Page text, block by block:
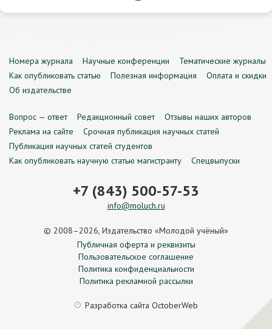
Номера журнала Научные конференции
Тематические журналы
Как опубликовать статью
Полезная информация
Оплата и скидки
Об издательстве
Вопрос — ответ Редакционный совет
Отзывы наших авторов
Реклама на сайте
Срочная публикация научных статей
Публикация научных статей студентов
Как опубликовать научную статью магистранту
Спецвыпуски
+7 (843) 500-57-53
info@moluch.ru
© 2008–2026, Издательство «Молодой учёный»
Публичная оферта и реквизиты
Пользовательское соглашение
Политика конфиденциальности
Политика рекламной рассылки
Разработка сайта OctoberWeb